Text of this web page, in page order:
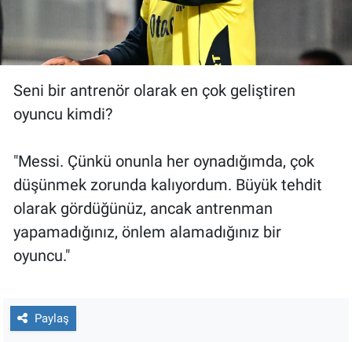
Seni bir antrenör olarak en çok geliştiren
oyuncu kimdi?
"Messi. Çünkü onunla her oynadığımda, çok
düşünmek zorunda kalıyordum. Büyük tehdit
olarak gördüğünüz, ancak antrenman
yapamadığınız, önlem alamadığınız bir
oyuncu."
Paylaş